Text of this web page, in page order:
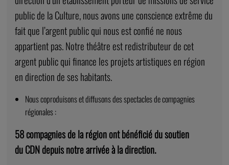
public de la Culture, nous avons une conscience extrême du
fait que l’argent public qui nous est confié ne nous
appartient pas. Notre théâtre est redistributeur de cet
argent public qui finance les projets artistiques en région
en direction de ses habitants.
Nous coproduisons et diffusons des spectacles de compagnies
régionales :
58 compagnies de la région ont bénéficié du soutien
du CDN depuis notre arrivée à la direction.